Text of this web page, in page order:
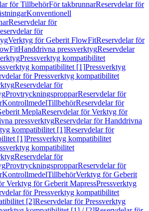
för TillbehörFör takbrunnarReservdelar för
Konventionell
Reservdelar för
för
Verktyg för Geberit FlowFitReservdelar för
Handdrivna pressverktygReservdelar
Pressverktyg kompatibilitet
kompatibilitet [1]Pressverktyg
för Pressverktyg kompatibilitet
Reservdelar för
ProvtryckningspropparReservdelar för
KontrollmedelTillbehörReservdelar för
MeplaReservdelar för Verktyg för
pressverktygReservdelar för Handdrivna
kompatibilitet [1]Reservdelar för
[1]Pressverktyg kompatibilitet
kompatibilitet
Reservdelar för
ProvtryckningspropparReservdelar för
KontrollmedelTillbehörVerktyg för Geberit
Verktyg för Geberit MapressPressverktyg
för Pressverktyg kompatibilitet
[2]Reservdelar för Pressverktyg